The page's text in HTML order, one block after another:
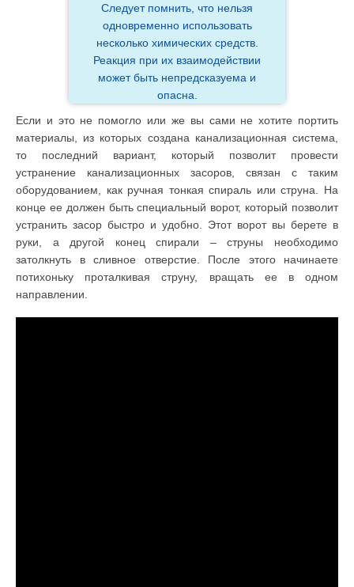
Следует помнить, что нельзя
одновременно использовать
несколько химических средств.
Реакция при их взаимодействии
может быть непредсказуема и
опасна.
Если и это не помогло или же вы сами не хотите портить
материалы, из которых создана канализационная система,
то последний вариант, который позволит провести
устранение канализационных засоров, связан с таким
оборудованием, как ручная тонкая спираль или струна. На
конце ее должен быть специальный ворот, который позволит
устранить засор быстро и удобно. Этот ворот вы берете в
руки, а другой конец спирали – струны необходимо
затолкнуть в сливное отверстие. После этого начинаете
потихоньку проталкивая струну, вращать ее в одном
направлении.